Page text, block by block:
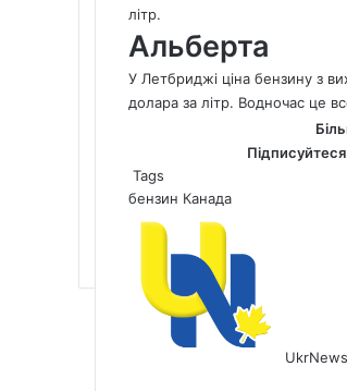
літр.
Альберта
У Летбриджі ціна бензину з
долара за літр. Водночас це
Tags
бензин Канада